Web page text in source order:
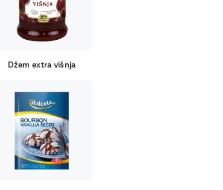
Džem extra višnja